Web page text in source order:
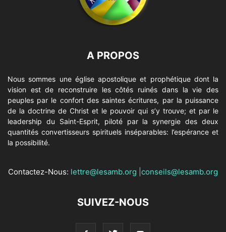
A PROPOS
Nous sommes une église apostolique et prophétique dont la
vision est de reconstruire les côtés ruinés dans la vie des
peuples par le confort des saintes écritures, par la puissance
de la doctrine de Christ et le pouvoir qui s’y trouve; et par le
leadership du Saint-Esprit, piloté par la synergie des deux
quantités convertisseurs spirituels inséparables: l’espérance et
la possibilité.
Contactez-Nous: lettre@lesamb.org conseils@lesamb.org
SUIVEZ-NOUS